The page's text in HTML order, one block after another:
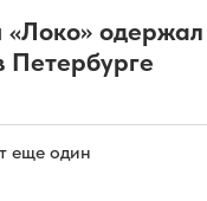
«Локо» одержал
Петербурге
еще один